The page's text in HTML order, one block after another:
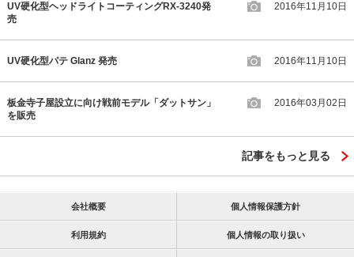
UV硬化型ヘッドライトコーティングRX-3240発
売
2016年11月10日
UV硬化型パテ Glanz 発売 2016年11月10日
板金寺子屋設立に向け戦前モデル「ダットサン」
を販売
2016年03月02日
記事をもっと見る
会社概要 個人情報保護方針
利用規約 個人情報の取り扱い